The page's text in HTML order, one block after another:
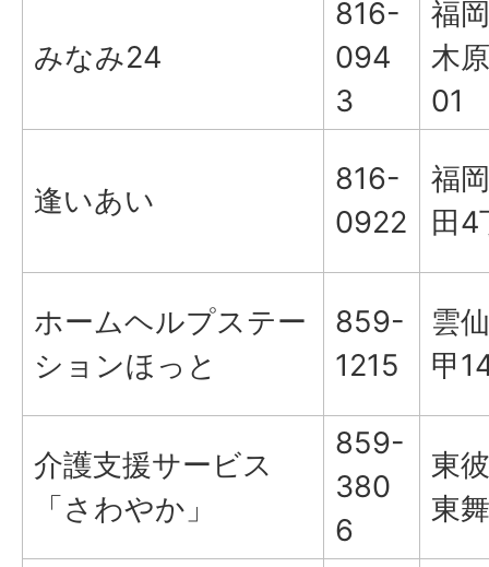
みなみ24
816-
094
3
福
木
01
逢いあい
816-
0922
福
田4
ホームヘルプステー
ションほっと
859-
1215
雲
甲
介護支援サービス
「さわやか」
859-
380
6
東
東